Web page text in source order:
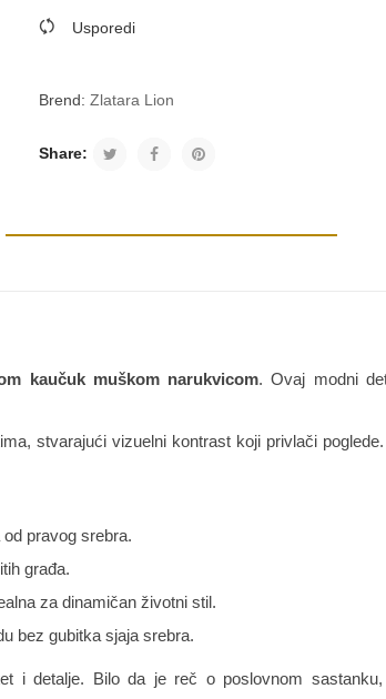
Usporedi
Brend:Zlatara Lion
Share:
kaučuk muškom narukvicom. Ovaj modni
stvarajući vizuelni kontrast koji privlači
pravog srebra.
građa.
za dinamičan životni stil.
bez gubitka sjaja srebra.
i detalje. Bilo da je reč o poslovnom